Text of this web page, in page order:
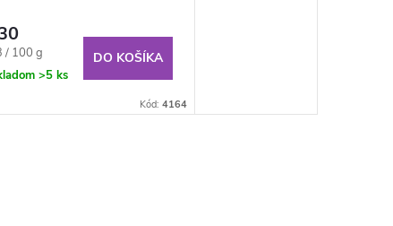
/ 100 g
>5 ks
DO KOŠÍKA
Kód: 4164